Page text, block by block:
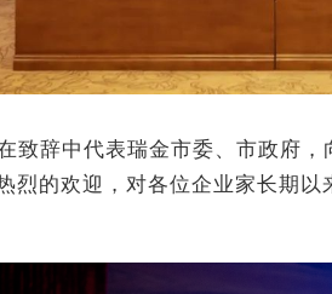
致辞中代表瑞金市委、市政府
烈的欢迎，对各位企业家长期